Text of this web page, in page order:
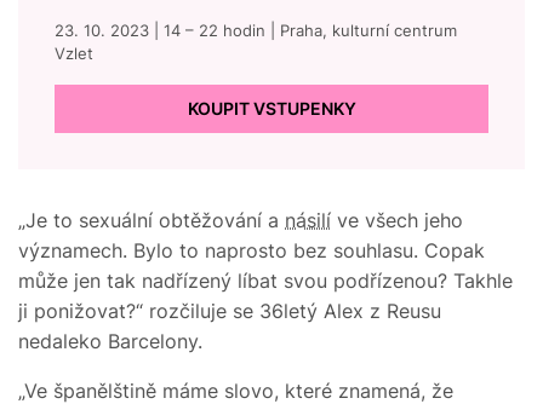
23. 10. 2023 | 14 – 22 hodin | Praha, kulturní centrum
Vzlet
KOUPIT VSTUPENKY
„Je to sexuální obtěžování a násilí ve všech jeho
významech. Bylo to naprosto bez souhlasu. Copak
může jen tak nadřízený líbat svou podřízenou? Takhle
ji ponižovat?“ rozčiluje se 36letý Alex z Reusu
nedaleko Barcelony.
„Ve španělštině máme slovo, které znamená, že